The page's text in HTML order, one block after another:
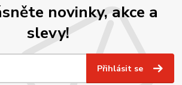
novinky, akce a
slevy!
Přihlásit se